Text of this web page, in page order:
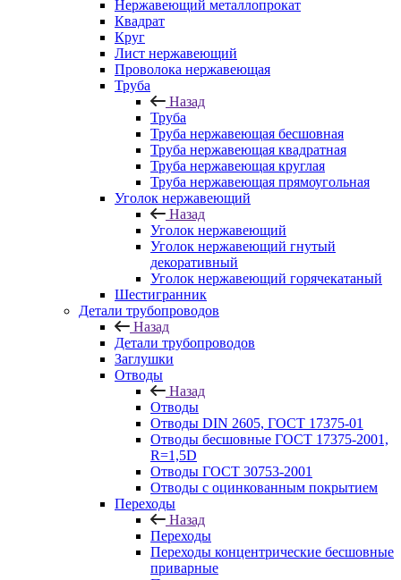
Нержавеющий металлопрокат
Квадрат
Круг
Лист нержавеющий
Проволока нержавеющая
Труба
Назад
Труба
Труба нержавеющая бесшовная
Труба нержавеющая квадратная
Труба нержавеющая круглая
Труба нержавеющая прямоугольная
Уголок нержавеющий
Назад
Уголок нержавеющий
Уголок нержавеющий гнутый
декоративный
Уголок нержавеющий горячекатаный
Шестигранник
Детали трубопроводов
Назад
Детали трубопроводов
Заглушки
Отводы
Назад
Отводы
Отводы DIN 2605, ГОСТ 17375-01
Отводы бесшовные ГОСТ 17375-2001,
R=1,5D
Отводы ГОСТ 30753-2001
Отводы с оцинкованным покрытием
Переходы
Назад
Переходы
Переходы концентрические бесшовные
приварные